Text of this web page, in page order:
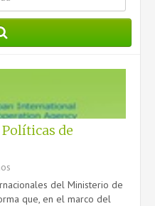
Políticas de
del Ministerio de
que, en el marco del